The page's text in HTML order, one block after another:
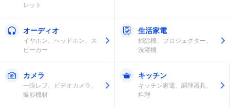
レット
オーディオ
イヤホン、ヘッドホン、ス
ピーカー
生活家電
掃除機、プロジェクター、
洗濯機
カメラ
一眼レフ、ビデオカメラ、
撮影機材
キッチン
キッチン家電、調理器具、
料理